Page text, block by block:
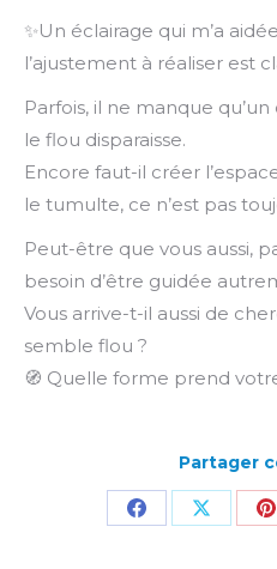
✨Un éclairage qui m’a
l’ajustement à réaliser est
Parfois, il ne manque
le flou disparaisse.
Encore faut-il créer
le tumulte, ce n’est pas
Peut-être que vous aussi,
besoin d’être guidée
Vous arrive-t-il aussi de
semble flou ?
🧭 Quelle forme prend
Partager
Partager